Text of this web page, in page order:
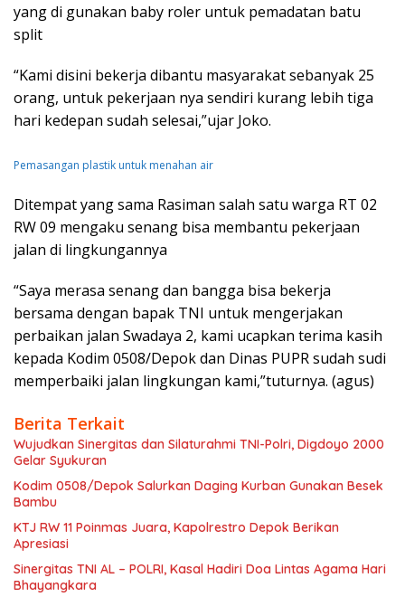
yang di gunakan baby roler untuk pemadatan batu
split
“Kami disini bekerja dibantu masyarakat sebanyak 25
orang, untuk pekerjaan nya sendiri kurang lebih tiga
hari kedepan sudah selesai,”ujar Joko.
Pemasangan plastik untuk menahan air
Ditempat yang sama Rasiman salah satu warga RT 02
RW 09 mengaku senang bisa membantu pekerjaan
jalan di lingkungannya
“Saya merasa senang dan bangga bisa bekerja
bersama dengan bapak TNI untuk mengerjakan
perbaikan jalan Swadaya 2, kami ucapkan terima kasih
kepada Kodim 0508/Depok dan Dinas PUPR sudah sudi
memperbaiki jalan lingkungan kami,”tuturnya. (agus)
Berita Terkait
Wujudkan Sinergitas dan Silaturahmi TNI-Polri, Digdoyo 2000
Gelar Syukuran
Kodim 0508/Depok Salurkan Daging Kurban Gunakan Besek
Bambu
KTJ RW 11 Poinmas Juara, Kapolrestro Depok Berikan
Apresiasi
Sinergitas TNI AL – POLRI, Kasal Hadiri Doa Lintas Agama Hari
Bhayangkara